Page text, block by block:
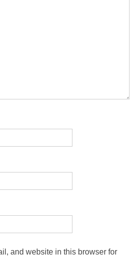
and website in this browser for